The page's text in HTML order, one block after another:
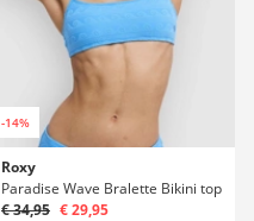
-14%
Roxy
Paradise Wave Bralette Bikini top
€ 34,95 € 29,95